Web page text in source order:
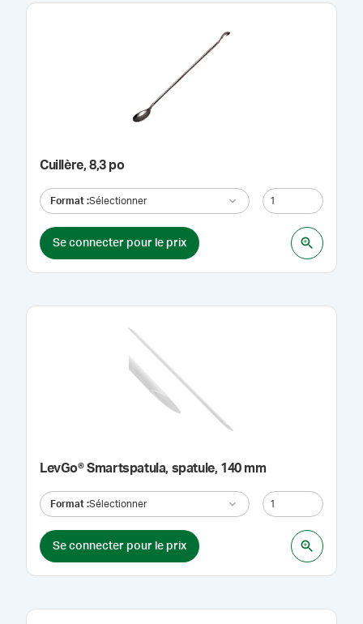
Cuillère, 8,3 po
Format :Sélectionner
Se connecter pour le prix
LevGo® Smartspatula, spatule, 140 mm
Format :Sélectionner
Se connecter pour le prix